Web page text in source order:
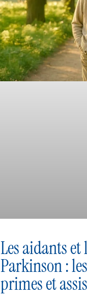
Les aidants
Parkinson :
primes et